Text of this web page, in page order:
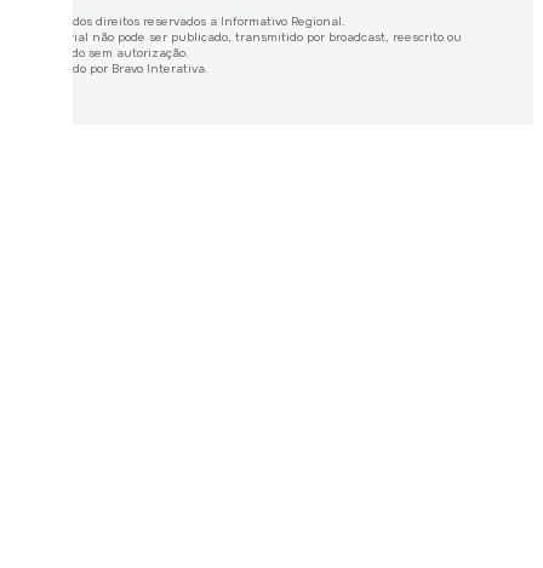
© 2026. Todos direitos reservados a Informativo Regional.
Este material não pode ser publicado, transmitido por broadcast, reescrito ou
redistribuído sem autorização.
Desenvolvido por Bravo Interativa.